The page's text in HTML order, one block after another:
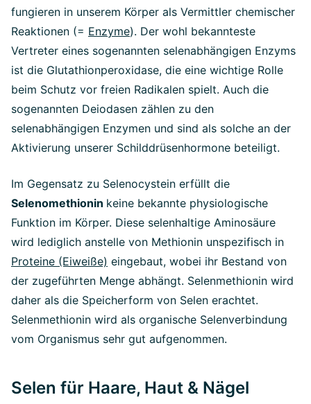
fungieren in unserem Körper als Vermittler chemischer
Reaktionen (= Enzyme). Der wohl bekannteste
Vertreter eines sogenannten selenabhängigen Enzyms
ist die Glutathionperoxidase, die eine wichtige Rolle
beim Schutz vor freien Radikalen spielt. Auch die
sogenannten Deiodasen zählen zu den
selenabhängigen Enzymen und sind als solche an der
Aktivierung unserer Schilddrüsenhormone beteiligt.
Im Gegensatz zu Selenocystein erfüllt die
Selenomethionin keine bekannte physiologische
Funktion im Körper. Diese selenhaltige Aminosäure
wird lediglich anstelle von Methionin unspezifisch in
Proteine (Eiweiße) eingebaut, wobei ihr Bestand von
der zugeführten Menge abhängt. Selenmethionin wird
daher als die Speicherform von Selen erachtet.
Selenmethionin wird als organische Selenverbindung
vom Organismus sehr gut aufgenommen.
Selen für Haare, Haut & Nägel